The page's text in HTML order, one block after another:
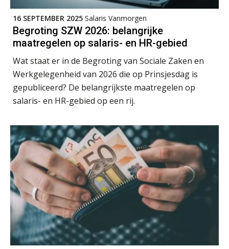
16 SEPTEMBER 2025 Salaris Vanmorgen
Begroting SZW 2026: belangrijke
maatregelen op salaris- en HR-gebied
Wat staat er in de Begroting van Sociale Zaken en
Werkgelegenheid van 2026 die op Prinsjesdag is
gepubliceerd? De belangrijkste maatregelen op
salaris- en HR-gebied op een rij.
07
AUG
Lonen in de Jaarrekening (NIRPA PE)
Markus Verbeek Praehep
11
AUG
Markus Verbeek Praehep
14
AUG
HBO Programma Manager Payroll Services & Benefits
Markus Verbeek Praehep
17
AUG
Markus Verbeek Praehep
AUG
Module Loonheffingen PDL
Markus Verbeek Praehep
24
AUG
Module Loonheffingen VPS
Markus Verbeek Praehep